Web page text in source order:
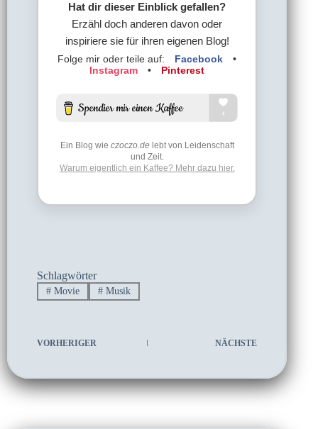
Hat dir dieser Einblick gefallen?
Erzähl doch anderen davon oder
inspiriere sie für ihren eigenen Blog!
Folge mir oder teile auf: Facebook
•
Instagram
• Pinterest
Ein Blog wie czoczo.delebt von Leidenschaft
und Zeit.
Warum eigentlich ein Kaffee? Mehr dazu hier.
Schlagwörter
#Movie #Musik
VORHERIGER NÄCHSTE